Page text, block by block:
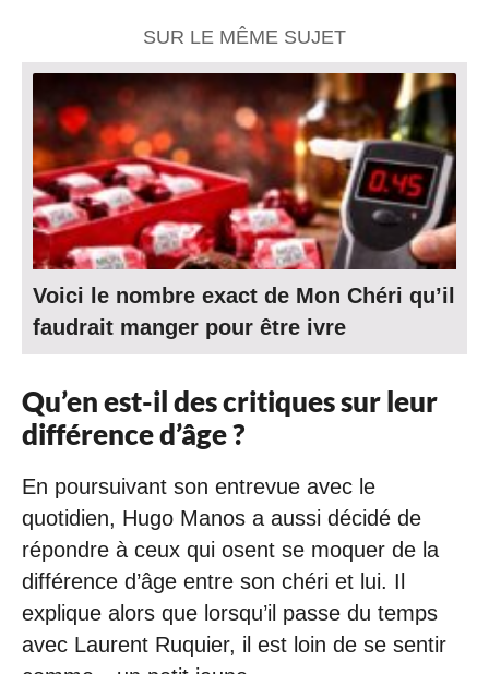
SUR LE MÊME SUJET
Voici le nombre exact de Mon Chéri qu’il
faudrait manger pour être ivre
Qu’en est-il des critiques sur leur
différence d’âge ?
En poursuivant son entrevue avec le
quotidien, Hugo Manos a aussi décidé de
répondre à ceux qui osent se moquer de la
différence d’âge entre son chéri et lui. Il
explique alors que lorsqu’il passe du temps
avec Laurent Ruquier, il est loin de se sentir